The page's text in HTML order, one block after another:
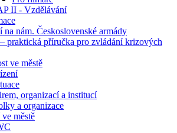
II - Vzdělávání
na nám. Československé armády
praktická příručka pro zvládání krizových
ve městě
organizací a institucí
a organizace
městě